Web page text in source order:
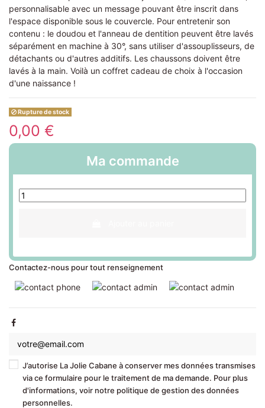
personnalisable avec un message pouvant être inscrit dans
l'espace disponible sous le couvercle. Pour entretenir son
contenu : le doudou et l'anneau de dentition peuvent être lavés
séparément en machine à 30°, sans utiliser d'assouplisseurs, de
détachants ou d'autres additifs. Les chaussons doivent être
lavés à la main. Voilà un coffret cadeau de choix à l'occasion
d'une naissance !
Rupture de stock
0,00 €
Ma commande
Contactez-nous pour tout renseignement
J’autorise La Jolie Cabane à conserver mes données transmises
via ce formulaire pour le traitement de ma demande. Pour plus
d'informations, voir notre politique de gestion des données
personnelles.